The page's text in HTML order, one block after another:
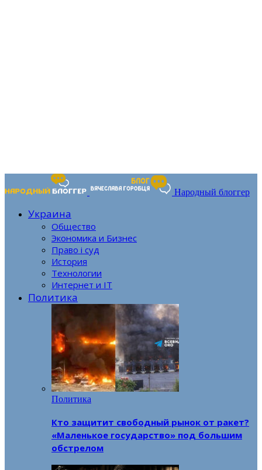
Народный блоггер
Украина
Общество
Экономика и Бизнес
Право і суд
История
Технологии
Интернет и IT
Политика
Политика
Кто защитит свободный рынок от ракет?
«Маленькое государство» под большим
обстрелом